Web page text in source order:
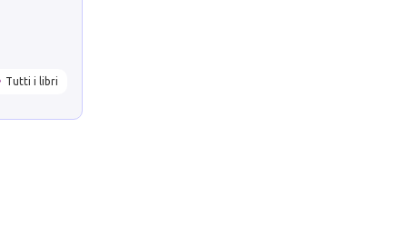
Tutti i libri